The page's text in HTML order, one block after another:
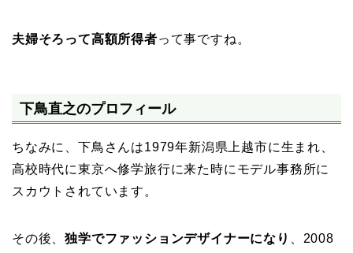
夫婦そろって高額所得者って事ですね。
下鳥直之のプロフィール
ちなみに、下鳥さんは1979年新潟県上越市に生まれ、
高校時代に東京へ修学旅行に来た時にモデル事務所に
スカウトされています。
その後、独学でファッションデザイナーになり
、2008